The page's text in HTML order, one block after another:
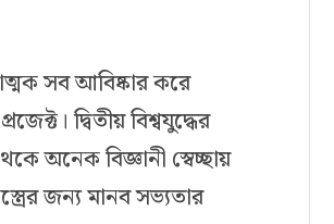
সব আবিষ্কার করে
দ্বিতীয় বিশ্বযুদ্ধের
অনেক বিজ্ঞানী স্বেচ্ছায়
জন্য মানব সভ্যতার